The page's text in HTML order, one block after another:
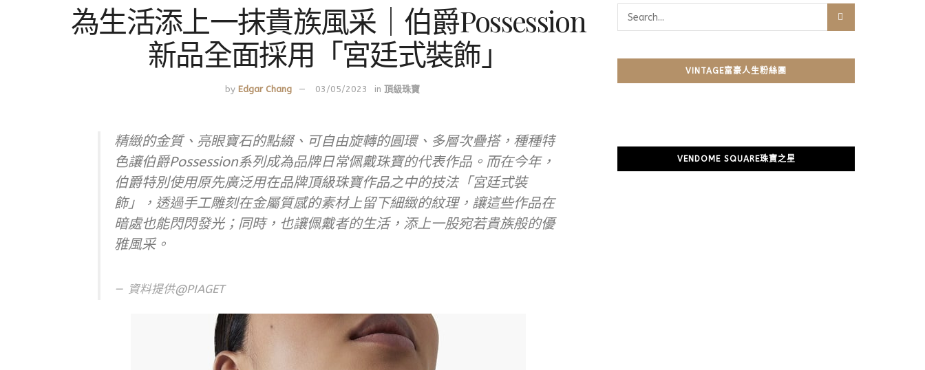
為生活添上一抹貴族風采｜伯爵Possession
新品全面採用「宮廷式裝飾」
by Edgar Chang 03/05/2023 in 頂級珠寶
精緻的金質、亮眼寶石的點綴、可自由旋轉的圓環、多層次疊搭，種種特
色讓伯爵Possession系列成為品牌日常佩戴珠寶的代表作品。而在今年，
伯爵特別使用原先廣泛用在品牌頂級珠寶作品之中的技法「宮廷式裝
飾」，透過手工雕刻在金屬質感的素材上留下細緻的紋理，讓這些作品在
暗處也能閃閃發光；同時，也讓佩戴者的生活，添上一股宛若貴族般的優
雅風采。
資料提供@PIAGET
VINTAGE富豪人生粉絲團
VENDOME SQUARE珠寶之星